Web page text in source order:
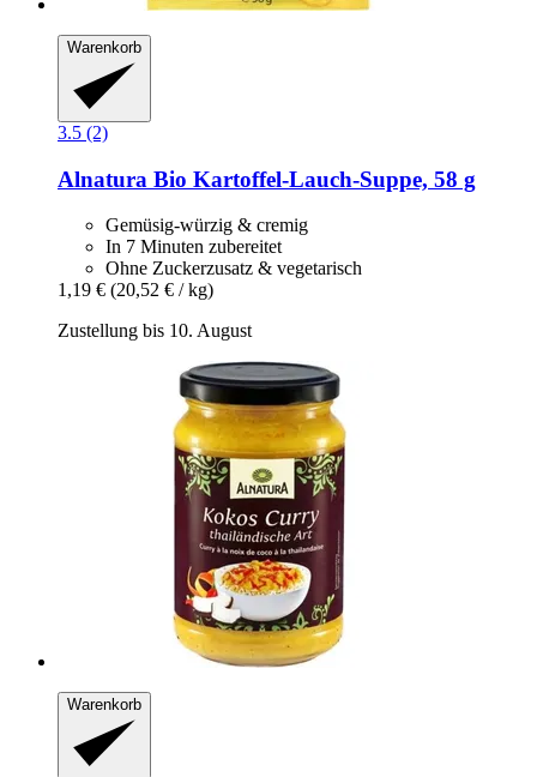
Warenkorb
3.5 (2)
Alnatura Bio Kartoffel-​Lauch-​Suppe, 58 g
Gemüsig-würzig & cremig
In 7 Minuten zubereitet
Ohne Zuckerzusatz & vegetarisch
1,19 € (20,52 € / kg)
Zustellung bis 10. August
Warenkorb